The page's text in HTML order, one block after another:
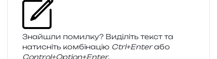
Знайшли помил­ку? Виділіть текст та
нати­сніть ком­бі­на­цію Ctrl+Enterабо
Control+Option+Enter.